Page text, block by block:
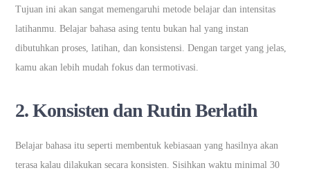
Tujuan ini akan sangat memengaruhi metode belajar dan intensitas
latihanmu. Belajar bahasa asing tentu bukan hal yang instan
dibutuhkan proses, latihan, dan konsistensi. Dengan target yang jelas,
kamu akan lebih mudah fokus dan termotivasi.
2. Konsisten dan Rutin Berlatih
Belajar bahasa itu seperti membentuk kebiasaan yang hasilnya akan
terasa kalau dilakukan secara konsisten. Sisihkan waktu minimal 30